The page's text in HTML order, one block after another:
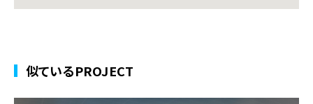
似ているPROJECT